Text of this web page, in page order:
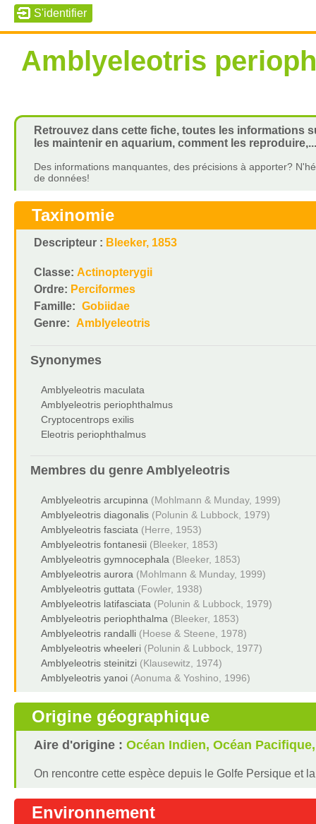
Amblyeleotris
Retrouvez dans cette fiche, toutes les informations
les maintenir en aquarium, comment les reproduire,...
Des informations manquantes, des précisions à apporter?
de données!
Taxinomie
Descripteur : Bleeker, 1853
Classe: Actinopterygii
Ordre: Perciformes
Famille: Gobiidae
Genre: Amblyeleotris
Synonymes
Amblyeleotris maculata
Amblyeleotris periophthalmus
Cryptocentrops exilis
Eleotris periophthalmus
Membres du genre Amblyeleotris
Amblyeleotris arcupinna (Mohlmann & Munday, 1999)
Amblyeleotris diagonalis (Polunin & Lubbock, 1979)
Amblyeleotris fasciata (Herre, 1953)
Amblyeleotris fontanesii (Bleeker, 1853)
Amblyeleotris gymnocephala (Bleeker, 1853)
Amblyeleotris aurora (Mohlmann & Munday, 1999)
Amblyeleotris guttata (Fowler, 1938)
Amblyeleotris latifasciata (Polunin & Lubbock, 1979)
Amblyeleotris periophthalma (Bleeker, 1853)
Amblyeleotris randalli (Hoese & Steene, 1978)
Amblyeleotris wheeleri (Polunin & Lubbock, 1977)
Amblyeleotris steinitzi (Klausewitz, 1974)
Amblyeleotris yanoi (Aonuma & Yoshino, 1996)
Origine géographique
Aire d'origine : Océan Indien, Océan
On rencontre cette espèce depuis le Golfe Persique et
Environnement